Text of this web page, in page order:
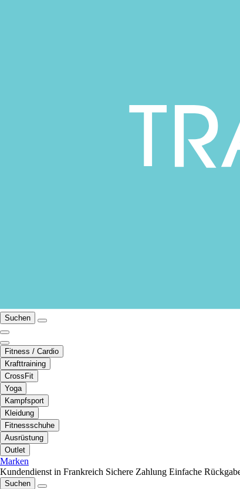
Suchen
Fitness / Cardio
Krafttraining
CrossFit
Yoga
Kampfsport
Kleidung
Fitnessschuhe
Ausrüstung
Outlet
Marken
Kundendienst in Frankreich Sichere Zahlung Einfache
Suchen